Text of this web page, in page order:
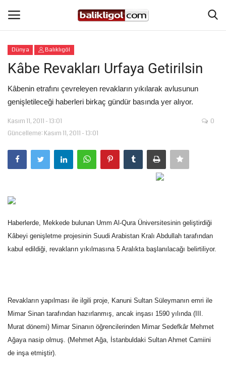
Giriş Yap
Anasayfa
Şanlıurfa
Spor
Gündem
Ekonomi
Siyaset
Galeriler
Dünya Balıklıgöl
Kâbe Revakları Urfaya Getirilsin
Kâbenin etrafını çevreleyen revakların yıkılarak avlusunun
genişletileceği haberleri birkaç gündür basında yer alıyor.
Kasım 11, 2011 - 13:01
Güncelleme: Kasım 11, 2011 - 13:01
0
Haberlerde, Mekkede bulunan Umm Al-Qura Üniversitesinin geliştirdiği
Kâbeyi genişletme projesinin Suudi Arabistan Kralı Abdullah tarafından
kabul edildiği, revakların yıkılmasına 5 Aralıkta başlanılacağı belirtiliyor.
Revakların yapılması ile ilgili proje, Kanuni Sultan Süleymanın emri ile
Mimar Sinan tarafından hazırlanmış, ancak inşası 1590 yılında (III.
Murat dönemi) Mimar Sinanın öğrencilerinden Mimar Sedefkâr Mehmet
Ağaya nasip olmuş. (Mehmet Ağa, İstanbuldaki Sultan Ahmet Camiini
de inşa etmiştir).